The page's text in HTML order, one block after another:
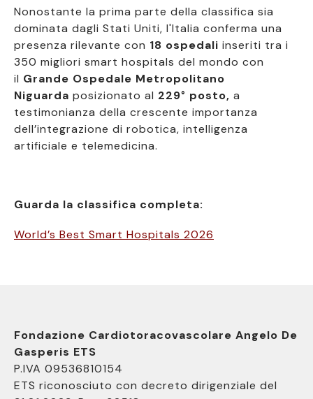
Nonostante la prima parte della classifica sia
dominata dagli Stati Uniti, l'Italia conferma una
presenza rilevante con 18 ospedali inseriti tra i
350 migliori smart hospitals del mondo con
il Grande Ospedale Metropolitano
Niguarda posizionato al 229° posto, a
testimonianza della crescente importanza
dell’integrazione di robotica, intelligenza
artificiale e telemedicina.
Guarda la classifica completa:
World’s Best Smart Hospitals 2026
Fondazione Cardiotoracovascolare Angelo De
Gasperis ETS
P.IVA 09536810154
ETS riconosciuto con decreto dirigenziale del